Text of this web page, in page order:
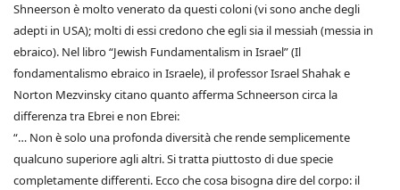
Shneerson è molto venerato da questi coloni (vi sono anche degli
adepti in USA); molti di essi credono che egli sia il messiah (messia in
ebraico). Nel libro “Jewish Fundamentalism in Israel” (Il
fondamentalismo ebraico in Israele), il professor Israel Shahak e
Norton Mezvinsky citano quanto afferma Schneerson circa la
differenza tra Ebrei e non Ebrei:
“… Non è solo una profonda diversità che rende semplicemente
qualcuno superiore agli altri. Si tratta piuttosto di due specie
completamente differenti. Ecco che cosa bisogna dire del corpo: il